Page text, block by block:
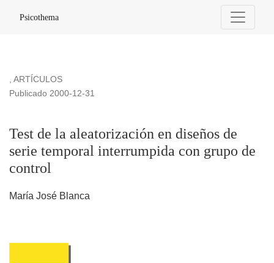
Test de la aleatorización en diseños de serie temporal
Psicothema
, ARTÍCULOS
Test de la aleatorización en diseños de
serie temporal interrumpida con grupo de
control
Publicado 2000-12-31
María José Blanca